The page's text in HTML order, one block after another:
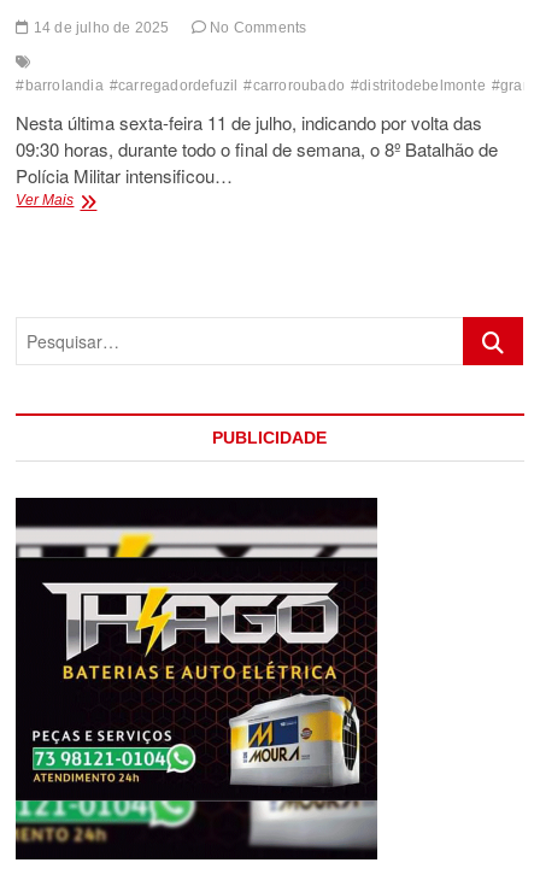
14 de julho de 2025 No Comments
#barrolandia #carregadordefuzil #carroroubado #distritodebelmonte
Nesta última sexta-feira 11 de julho, indicando por volta das
09:30 horas, durante todo o final de semana, o 8º Batalhão de
Polícia Militar intensificou…
Ver MaisEM
SEGURO
APREENDE
GRANADA
E
VEÍCULOS
PUBLICIDADE